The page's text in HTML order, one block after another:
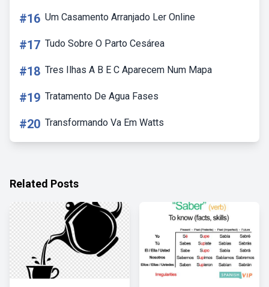
#16 Um Casamento Arranjado Ler Online
#17 Tudo Sobre O Parto Cesárea
#18 Tres Ilhas A B E C Aparecem Num Mapa
#19 Tratamento De Agua Fases
#20 Transformando Va Em Watts
Related Posts